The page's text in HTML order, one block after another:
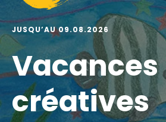
JUSQU’AU 09.08.2026
Vacances
créatives